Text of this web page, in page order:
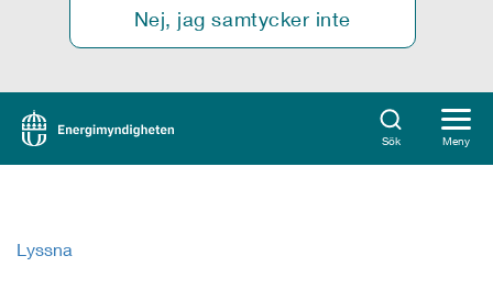
Nej, jag samtycker inte
Sök Meny
Lyssna